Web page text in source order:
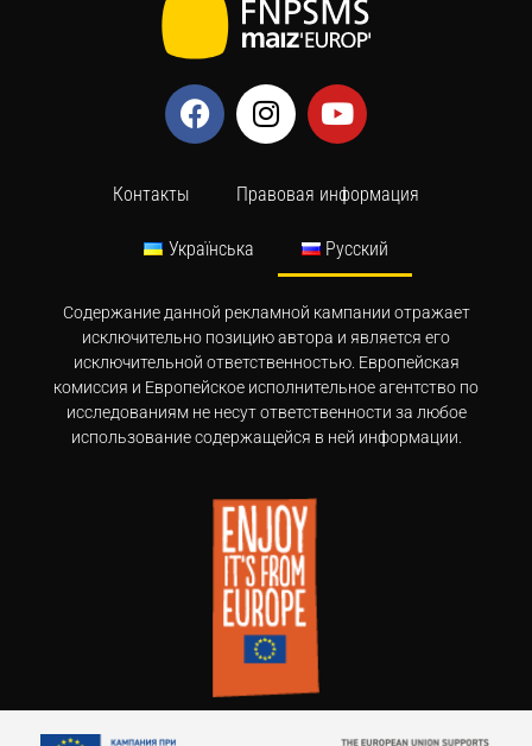
Контакты Правовая информация
Українська Русский
Содержание данной рекламной кампании отражает
исключительно позицию автора и является его
исключительной ответственностью. Европейская
комиссия и Европейское исполнительное агентство по
исследованиям не несут ответственности за любое
использование содержащейся в ней информации.